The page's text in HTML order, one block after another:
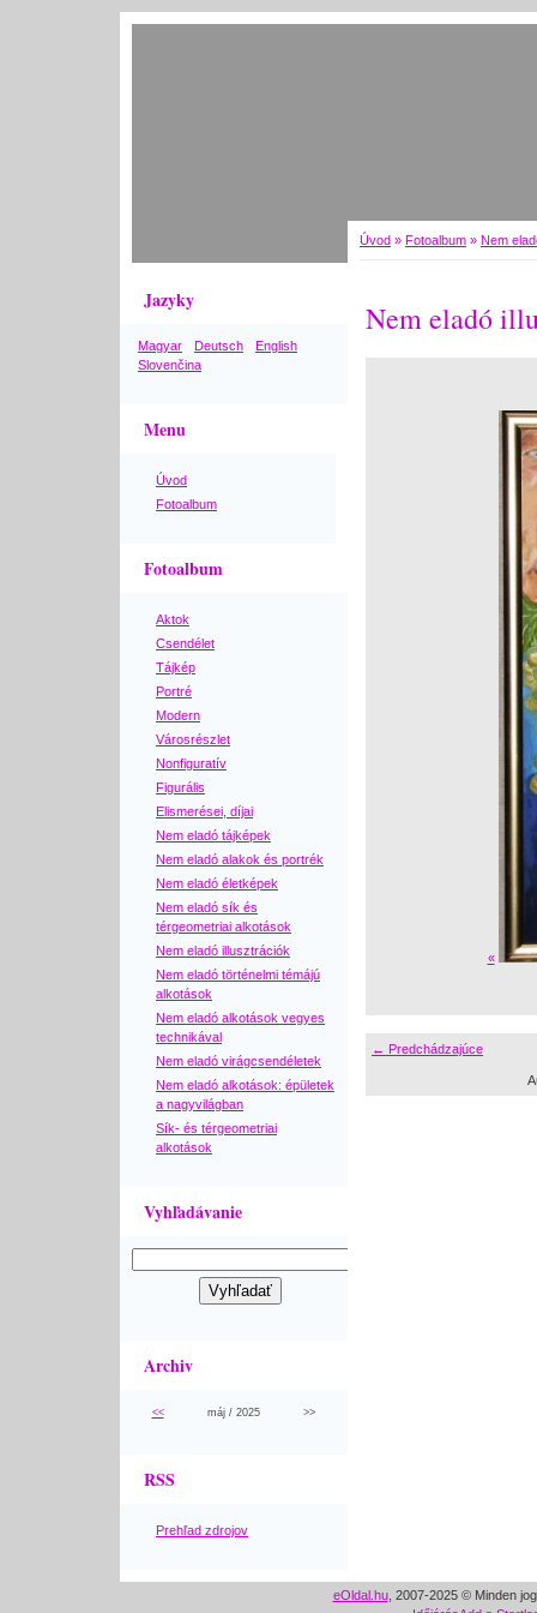
Jazyky
Magyar Deutsch
English
Slovenčina
Menu
Úvod
Fotoalbum
Fotoalbum
Aktok
Csendélet
Tájkép
Portré
Modern
Városrészlet
Nonfiguratív
Figurális
Elismerései, díjai
Nem eladó tájképek
Nem eladó alakok és portrék
Nem eladó életképek
Nem eladó sík és
térgeometriai alkotások
Nem eladó illusztrációk
Nem eladó történelmi témájú
alkotások
Nem eladó alkotások vegyes
technikával
Nem eladó virágcsendéletek
Nem eladó alkotások: épületek
a nagyvilágban
Sík- és térgeometriai
alkotások
Vyhľadávanie
Archiv
<< máj / 2025 >>
RSS
Prehľad zdrojov
Úvod » Fotoalbum » Nem
Nem eladó
«
← Predchádzajúce
eOldal.hu, 2007-2025 © Minden